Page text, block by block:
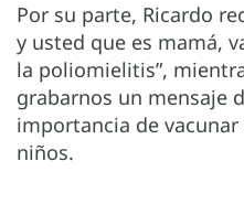
Por su parte, Ricardo
y usted que es mamá,
la poliomielitis”,
grabarnos un mensaje
importancia de
niños.